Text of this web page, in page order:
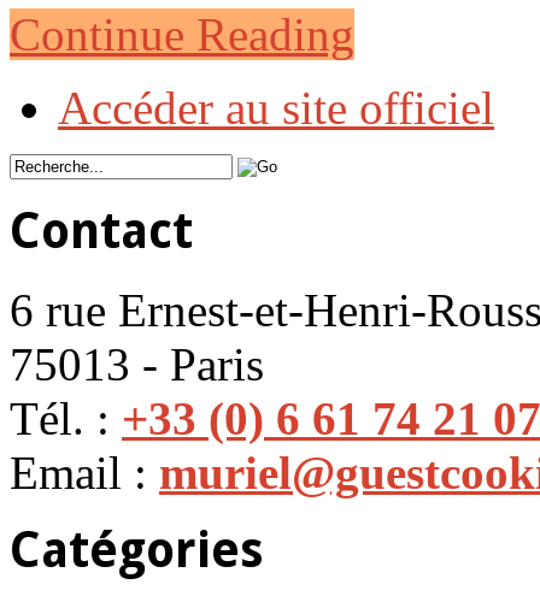
Continue Reading
Accéder au site officiel
Contact
6 rue Ernest-et-Henri-
75013 - Paris
Tél. : +33 (0) 6 61 74 21 07
Email :
Catégories